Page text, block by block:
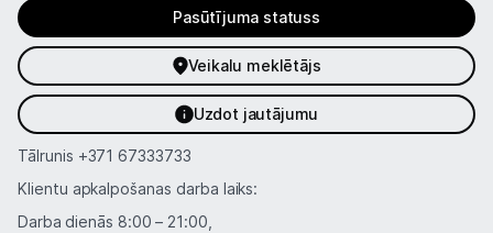
Pasūtījuma statuss
Veikalu meklētājs
Uzdot jautājumu
Tālrunis +371 67333733
Klientu apkalpošanas darba laiks:
Darba dienās 8:00 – 21:00,